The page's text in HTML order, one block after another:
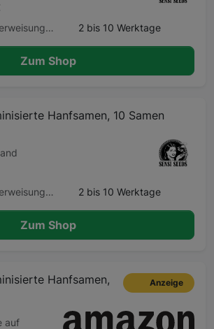
Vorkasse / Überweisung, Kreditkarte
2 bis 10 Werktage
Zum Shop
Hanfsamen, 10 Samen
Vorkasse / Überweisung, Kreditkarte 2 bis 10 Werktage
Zum Shop
Hanfsamen,
Anzeige
auf